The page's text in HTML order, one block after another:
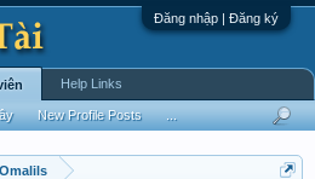
Đăng nhập | Đăng ký
New Profile Posts
Help Links